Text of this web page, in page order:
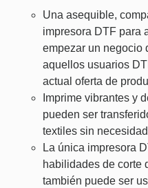
Una asequible,
impresora DTF para
empezar un negocio
aquellos usuarios
actual oferta de
Imprime vibrantes y
pueden ser
textiles sin
La única impresora
habilidades de corte
también puede ser